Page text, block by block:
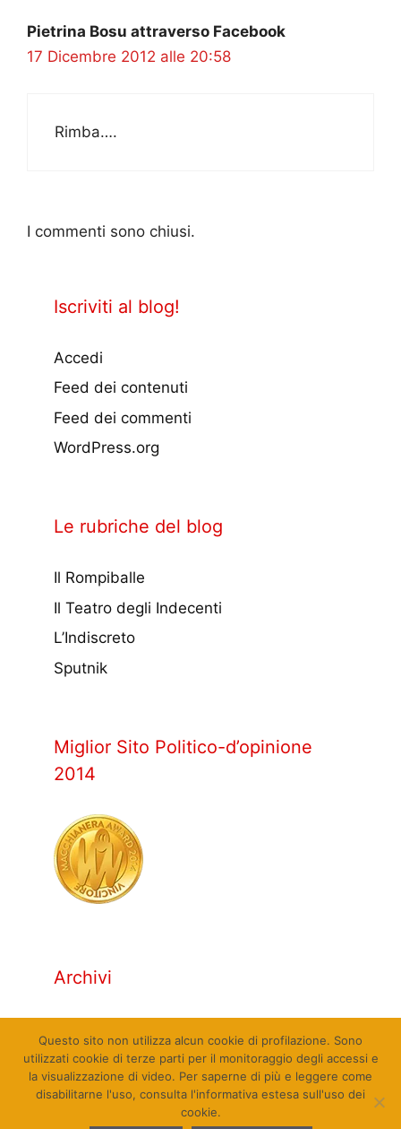
Pietrina Bosu attraverso Facebook
17 Dicembre 2012 alle 20:58
Rimba….
I commenti sono chiusi.
Iscriviti al blog!
Accedi
Feed dei contenuti
Feed dei commenti
WordPress.org
Le rubriche del blog
Il Rompiballe
Il Teatro degli Indecenti
L’Indiscreto
Sputnik
Miglior Sito Politico-d’opinione
2014
Archivi
Questo sito non utilizza alcun cookie di profilazione. Sono
utilizzati cookie di terze parti per il monitoraggio degli accessi e
la visualizzazione di video. Per saperne di più e leggere come
disabilitarne l'uso, consulta l'informativa estesa sull'uso dei
cookie.